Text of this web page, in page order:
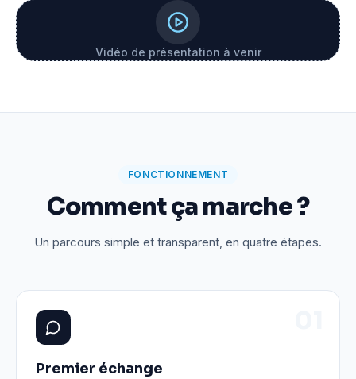
Vidéo de présentation à venir
FONCTIONNEMENT
Comment ça marche ?
Un parcours simple et transparent, en quatre étapes.
Premier échange